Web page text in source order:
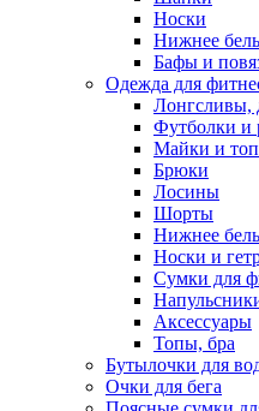
Носки
Нижнее
Бафы и
Одежда для
Лонгсливы,
Футболки и
Майки и
Брюки
Лосины
Шорты
Нижнее
Носки и
Сумки для
Аксессуары
Топы, бра
Бутылочки для
Очки для бега